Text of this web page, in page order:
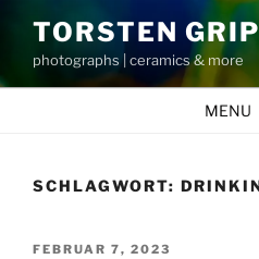
Inhalt
springen
TORSTEN
photographs | ceramics & more
MENU
SCHLAGWORT:
VERÖFFENTLICHT
FEBRUAR 7, 2023